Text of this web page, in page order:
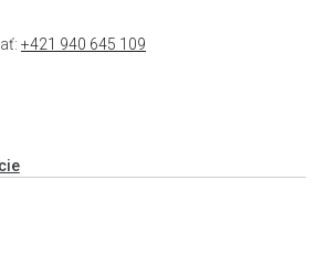
+421 940 645 109